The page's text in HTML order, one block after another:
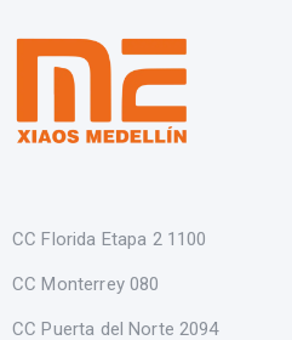
CC Florida Etapa 2 1100
CC Monterrey 080
CC Puerta del Norte 2094